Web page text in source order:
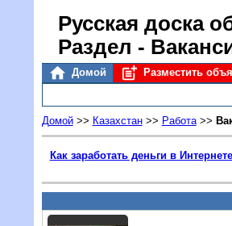
Русская доска
Раздел -
Домой Разместить
Домой>> Казахстан>> Работа>>
Как заработать деньги в